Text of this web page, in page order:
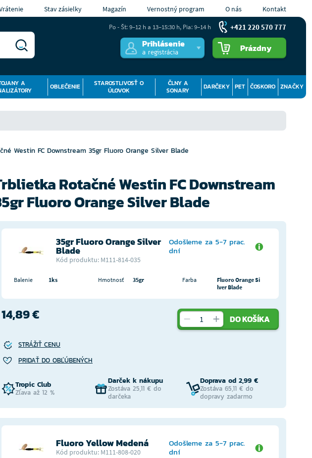
Stav zásielky Magazín Vernostný program O nás Kontakt
Prihlásenie
a registrácia Prázdny
A
OBLEČENIE
STAROSTLIVOSŤ O
ÚLOVOK
ČLNY A
SONARY
DARČEKY PET ČOSKORO ZNAČKY
Po - Št: 9–12 h a 13–15:30 h, Pia: 9–14 h +421 220 570 777
Westin FC Downstream 35gr Fluoro Orange Silver Blade
Rotačné Westin FC Downstream
Fluoro Orange Silver Blade
35gr Fluoro Orange Silver
Blade
Kód produktu: M111-814-035
Odošleme za 5-7 prac.
dní
Balenie 1ks Hmotnosť 35gr Farba
Fluoro Orange Si
lver Blade
14,89 € DO KOŠÍKA
STRÁŽIŤ CENU
PRIDAŤ DO OBĽÚBENÝCH
Tropic Club
Zľava až 12 %
Darček k nákupu
Zostáva 25,11 € do
darčeka
Doprava od 2,99 €
Zostáva 65,11 € do
dopravy zadarmo
Fluoro Yellow Medená
Kód produktu: M111-808-020
Odošleme za 5-7 prac.
dní